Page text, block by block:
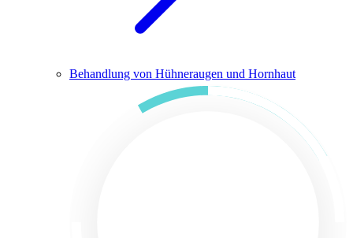
Behandlung von Hühneraugen und Hornhaut